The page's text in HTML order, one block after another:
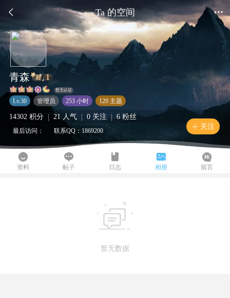
 Ta 的空间 
 关注
青森 1
暂无认证
Lv.30 管理员 253 小时 120 主题
14302 积分 | 21 人气 | 0 关注 | 6 粉丝
最后访问： 联系QQ：1869200

资料

帖子

日志

相册

留言

暂无数据